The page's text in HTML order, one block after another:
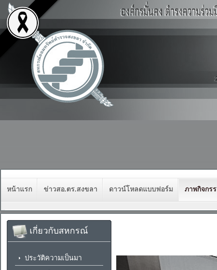
หน้าแรก ข่าวสอ.ตร.สงขลา ดาวน์โหลดแบบฟอร์ม ภาพกิจกร
เกี่ยวกับสหกรณ์
ประวัติความเป็นมา